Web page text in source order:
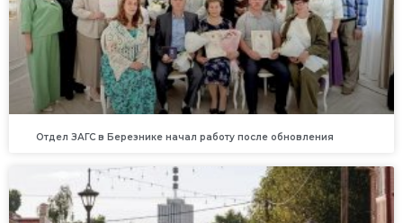
Отдел ЗАГС в Березнике начал работу после обновления